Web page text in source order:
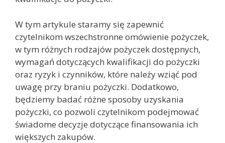
W tym artykule staramy się zapewnić
czytelnikom wszechstronne omówienie pożyczek,
w tym różnych rodzajów pożyczek dostępnych,
wymagań dotyczących kwalifikacji do pożyczki
oraz ryzyk i czynników, które należy wziąć pod
uwagę przy braniu pożyczki. Dodatkowo,
będziemy badać różne sposoby uzyskania
pożyczki, co pozwoli czytelnikom podejmować
świadome decyzje dotyczące finansowania ich
większych zakupów.